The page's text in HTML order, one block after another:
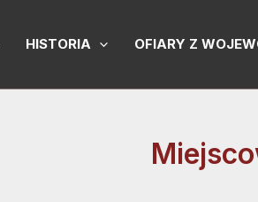
HISTORIA OFIARY Z